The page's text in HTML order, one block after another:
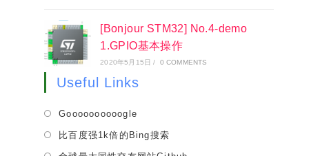
[Bonjour STM32] No.4-demo
1.GPIO基本操作
2020年5月15日 / 0 COMMENTS
Useful Links
GoooooooooogleOpens
比百度强1k倍的Bing搜索Opens